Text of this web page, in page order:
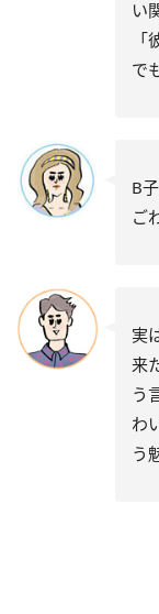
い
で
B
ご
実
来
う
わ
う